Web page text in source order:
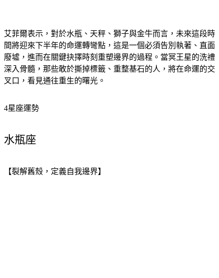
艾菲爾表示，對於水瓶、天秤、獅子與金牛而言，未來這段時
間將迎來下半年的命運轉彎點，這是一個必須告別執著、直面
廢墟，進而在關鍵抉擇時刻重塑邊界的過程。當冥王星的洗禮
深入骨髓，那些敢於撕掉標籤、重整基石的人，將在命運的交
叉口，看見通往重生的曙光。
4星座運勢
水瓶座
【裂解舊殼，定義自我邊界】